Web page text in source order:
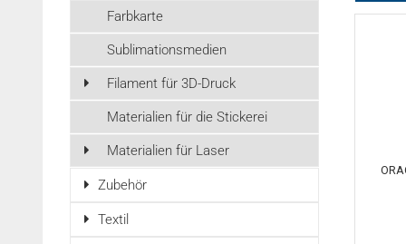
Farbkarte
Sublimationsmedien
Filament für 3D-Druck
Materialien für die Stickerei
Materialien für Laser
Zubehör
Textil